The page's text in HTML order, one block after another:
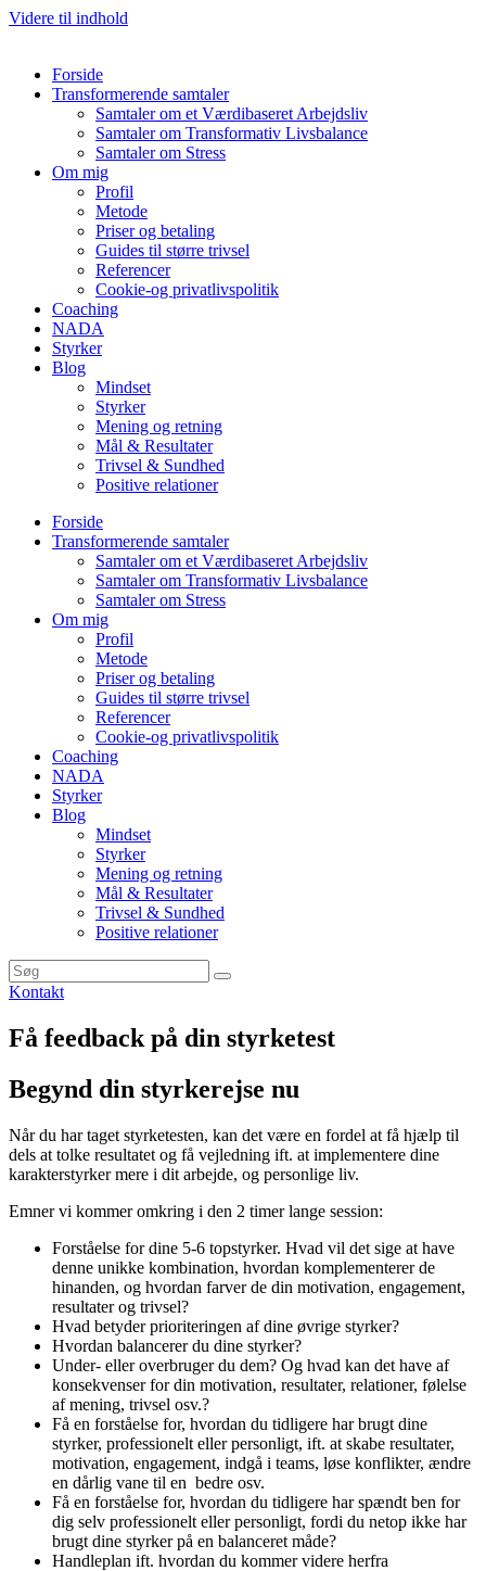
Videre til indhold
Forside
Transformerende samtaler
Samtaler om et Værdibaseret Arbejdsliv
Samtaler om Transformativ Livsbalance
Samtaler om Stress
Om mig
Profil
Metode
Priser og betaling
Guides til større trivsel
Referencer
Cookie-og privatlivspolitik
Coaching
NADA
Styrker
Blog
Mindset
Styrker
Mening og retning
Mål & Resultater
Trivsel & Sundhed
Positive relationer
Forside
Transformerende samtaler
Samtaler om et Værdibaseret Arbejdsliv
Samtaler om Transformativ Livsbalance
Samtaler om Stress
Om mig
Profil
Metode
Priser og betaling
Guides til større trivsel
Referencer
Cookie-og privatlivspolitik
Coaching
NADA
Styrker
Blog
Mindset
Styrker
Mening og retning
Mål & Resultater
Trivsel & Sundhed
Positive relationer
Kontakt
Få feedback på din styrketest
Begynd din styrkerejse nu
Når du har taget styrketesten, kan det være en fordel at få hjælp til
dels at tolke resultatet og få vejledning ift. at implementere dine
karakterstyrker mere i dit arbejde, og personlige liv.
Emner vi kommer omkring i den 2 timer lange session:
Forståelse for dine 5-6 topstyrker. Hvad vil det sige at have
denne unikke kombination, hvordan komplementerer de
hinanden, og hvordan farver de din motivation, engagement,
resultater og trivsel?
Hvad betyder prioriteringen af dine øvrige styrker?
Hvordan balancerer du dine styrker?
Under- eller overbruger du dem? Og hvad kan det have af
konsekvenser for din motivation, resultater, relationer, følelse
af mening, trivsel osv.?
Få en forståelse for, hvordan du tidligere har brugt dine
styrker, professionelt eller personligt, ift. at skabe resultater,
motivation, engagement, indgå i teams, løse konflikter, ændre
en dårlig vane til en bedre osv.
Få en forståelse for, hvordan du tidligere har spændt ben for
dig selv professionelt eller personligt, fordi du netop ikke har
brugt dine styrker på en balanceret måde?
Handleplan ift. hvordan du kommer videre herfra